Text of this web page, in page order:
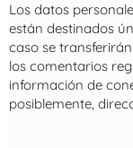
Los datos
están destinados
caso se
los comentarios
información de
posiblemente,